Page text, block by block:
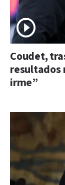
Coudet,
resultados
irme”